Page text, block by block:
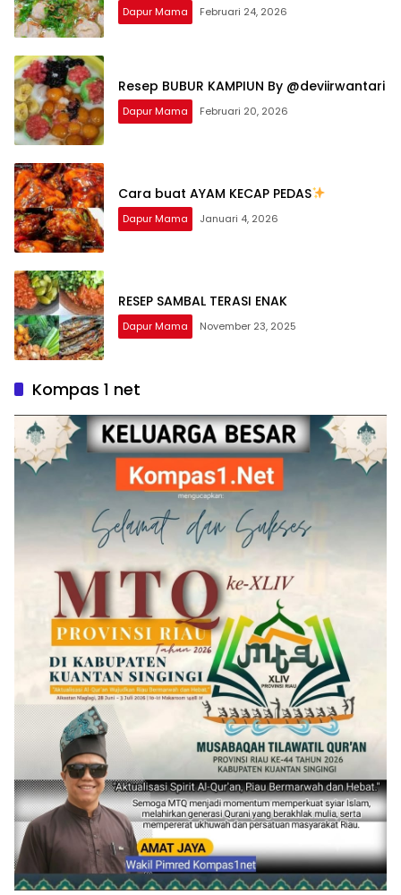
Dapur Mama Februari 24, 2026
Resep BUBUR KAMPIUN By @deviirwantari
Dapur Mama Februari 20, 2026
Cara buat AYAM KECAP PEDAS
Dapur Mama Januari 4, 2026
RESEP SAMBAL TERASI ENAK
Dapur Mama November 23, 2025
Kompas 1 net